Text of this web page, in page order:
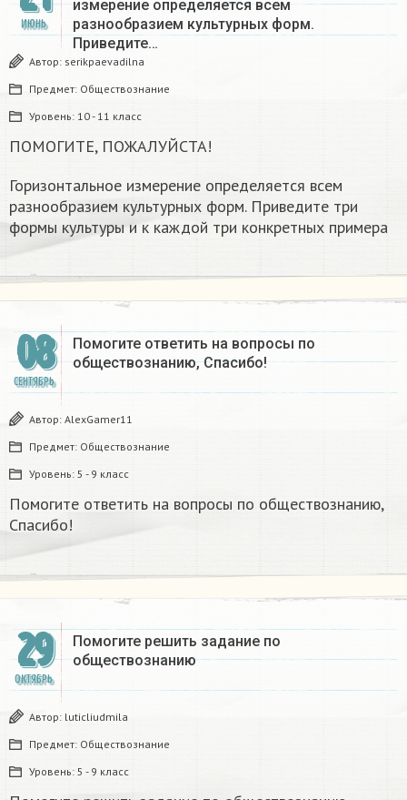
ИЮНЬ
измерение определяется всем
разнообразием культурных форм.
Приведите…
Автор: serikpaevadilna
Предмет: Обществознание
Уровень: 10 - 11 класс
ПОМОГИТЕ, ПОЖАЛУЙСТА!
Горизонтальное измерение определяется всем
разнообразием культурных форм. Приведите три
формы культуры и к каждой три конкретных примера
08
СЕНТЯБРЬ
Помогите ответить на вопросы по
обществознанию, Спасибо!
Автор: AlexGamer11
Предмет: Обществознание
Уровень: 5 - 9 класс
Помогите ответить на вопросы по обществознанию,
Спасибо!
29
ОКТЯБРЬ
Помогите решить задание по
обществознанию
Автор: luticliudmila
Предмет: Обществознание
Уровень: 5 - 9 класс